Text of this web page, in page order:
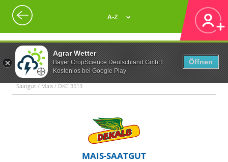
Agrar Wetter
Bayer CropScience Deutschland GmbH
Kostenlos bei Google Play
Öffnen
A-Z
Saatgut / Mais / DKC 3513
MAIS-SAATGUT